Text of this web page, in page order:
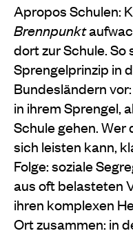
Apropos Schulen:
Brennpunkt
dort zur Schule. So
Sprengelprinzip in
Bundesländern
in ihrem Sprengel,
Schule gehen.
sich leisten kann,
Folge: soziale
aus oft belasteten
ihren komplexen
Ort zusammen: in